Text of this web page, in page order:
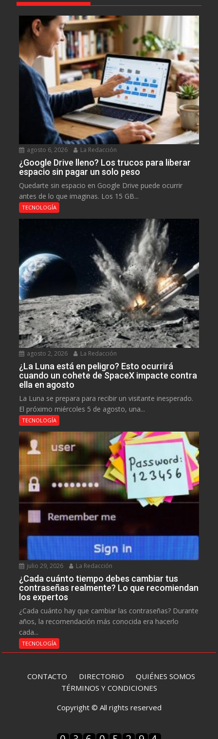
agosto 6, 2026 La Redacción
¿Google Drive lleno? Los trucos para liberar
espacio sin pagar un solo peso
Quedarte sin espacio en Google Drive puede ocurrir
antes de lo que imaginas. Los 15 GB...
TECNOLOGÍA
agosto 2, 2026 La Redacción
¿La Luna está en peligro? Esto ocurrirá
cuando un cohete de SpaceX impacte contra
ella en agosto
La Luna se prepara para recibir un visitante inesperado.
El próximo miércoles 5 de agosto, una...
TECNOLOGÍA
julio 29, 2026 La Redacción
¿Cada cuánto tiempo debes cambiar tus
contraseñas realmente? Lo que recomiendan
los expertos
¿Cada cuánto hay que cambiar las contraseñas? Durante
años, la recomendación más conocida era hacerlo
cada...
TECNOLOGÍA
CONTACTO DIRECTORIO QUIÉNES SOMOS
TÉRMINOS Y CONDICIONES
Copyright © All rights reserved